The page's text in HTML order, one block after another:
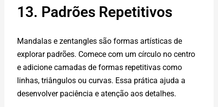
13. Padrões Repetitivos
Mandalas e zentangles são formas artísticas de
explorar padrões. Comece com um círculo no centro
e adicione camadas de formas repetitivas como
linhas, triângulos ou curvas. Essa prática ajuda a
desenvolver paciência e atenção aos detalhes.